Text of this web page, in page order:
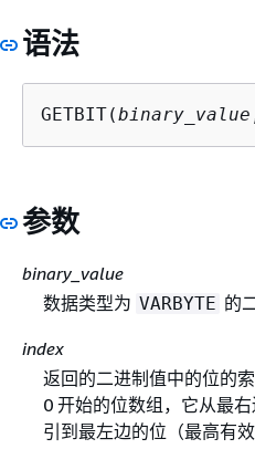
语法
GETBIT(binary_value
参数
binary_value
数据类型为 VARBYTE 的
index
返回的二进制值中的位的
0 开始的位数组，它从最
引到最左边的位（最高有效